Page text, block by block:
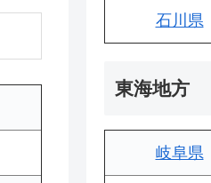
石川県
東海地方
岐阜県